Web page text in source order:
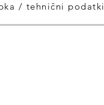
/ tehnični podatki